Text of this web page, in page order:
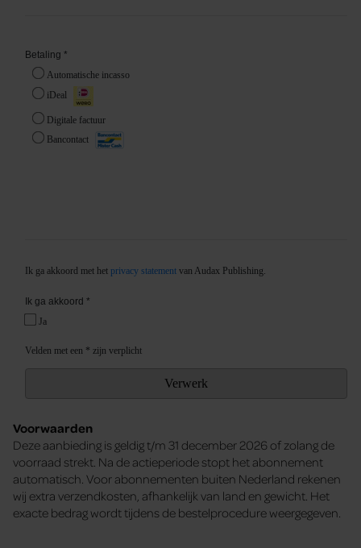
Voorwaarden
Deze aanbieding is geldig t/m 31 december 2026 of zolang de
voorraad strekt. Na de actieperiode stopt het abonnement
automatisch. Voor abonnementen buiten Nederland rekenen
wij extra verzendkosten, afhankelijk van land en gewicht. Het
exacte bedrag wordt tijdens de bestelprocedure weergegeven.